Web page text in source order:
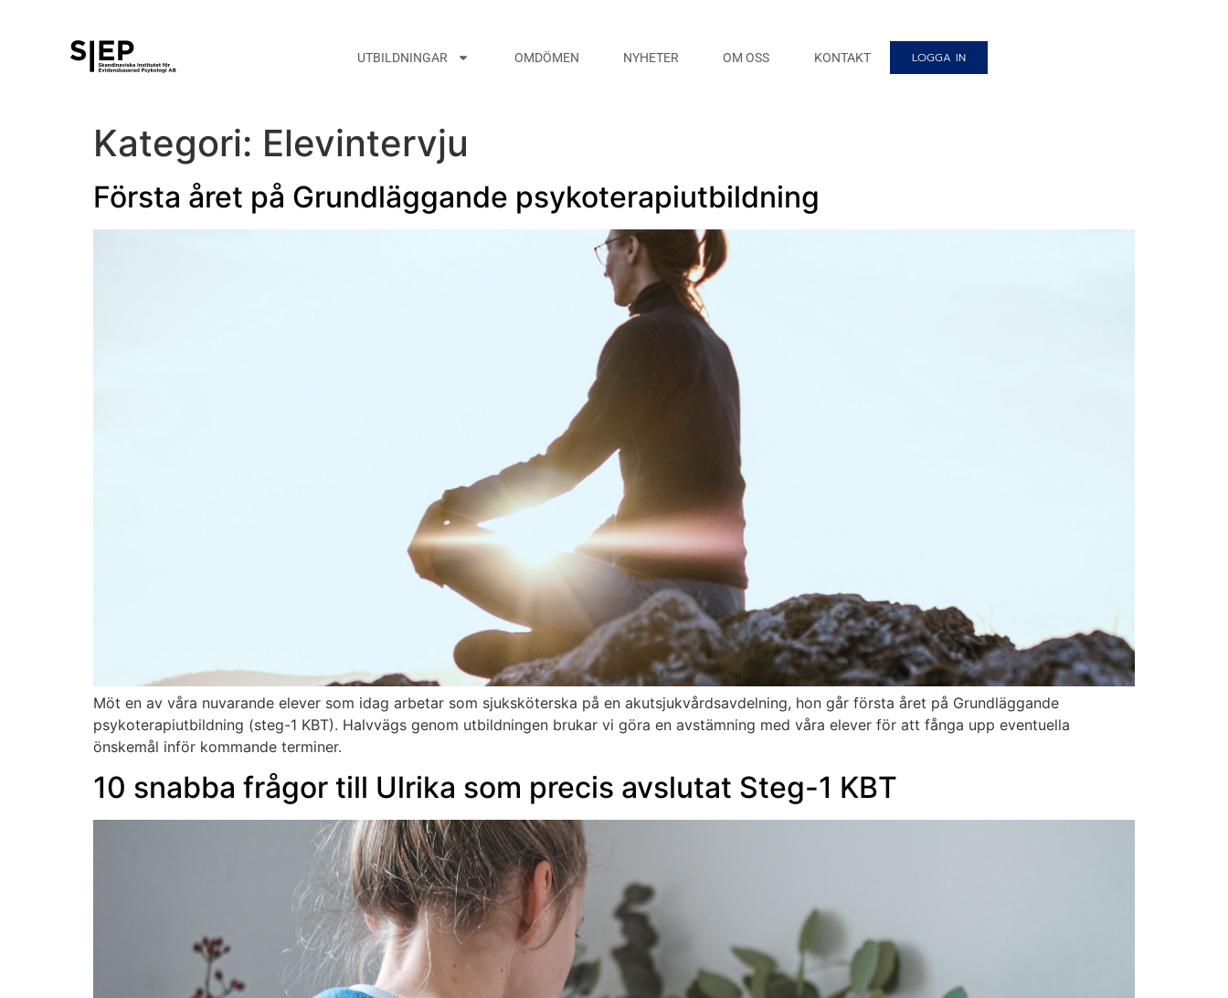
UTBILDNINGAR OMDÖMEN NYHETER OM OSS KONTAKT LOGGA IN
Kategori: Elevintervju
Första året på Grundläggande psykoterapiutbildning
Möt en av våra nuvarande elever som idag arbetar som sjuksköterska på en akutsjukvårdsavdelning, hon går första året på Grundläggande
psykoterapiutbildning (steg-1 KBT). Halvvägs genom utbildningen brukar vi göra en avstämning med våra elever för att fånga upp eventuella
önskemål inför kommande terminer.
10 snabba frågor till Ulrika som precis avslutat Steg-1 KBT